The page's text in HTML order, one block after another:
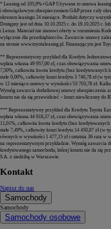
* Leasing od 105,9%+GAP Używane to umowa
i obowiązkowym ubezpieczeniem GAP przez cały
okresem leasingu 24 miesiące. Produkt dotyczy
Dostępny jest od dnia 10.10.2025 r. do 19.10.2025 r.
i Lexus. Materiał nie stanowi oferty w rozumieniu
wyłącznie dla przedsiębiorców. Zawarcie umowy
na stronie www.toyotaleasing.pl. Finansującym jest
** Reprezentatywny przykład dla Kredytu
wpłata własna 49 957,00 zł, czas obowiązywania
7,50%, całkowita kwota kredytu (bez kredytowanych
stałe 0,00%, całkowity koszt kredytu 3 746,78 zł (w
w 12 miesiącu umowy w wysokości 53 703,78 zł.
Wymóg zawarcia dodatkowej umowy ubezpieczenia
kosztu nie da się przewidzieć – koszt niewliczony do
*** Reprezentatywny przykład dla Kredytu Toyota
wpłata własna 44 918,37 zł, czas obowiązywania
11,01%, całkowita kwota kredytu (bez kredytowanych
stałe 7,49%, całkowity koszt kredytu 14 450,87 zł (w
równych w wysokości 1 477,15 zł i ostatnia 36 rata w
na reprezentatywnym przykładzie. Wymóg zawarcia
kredytowanego samochodu, której kosztu nie da się
S.A. z siedzibą w Warszawie.
Kontakt
Napisz do nas
Samochody
Samochody
Samochody osobowe